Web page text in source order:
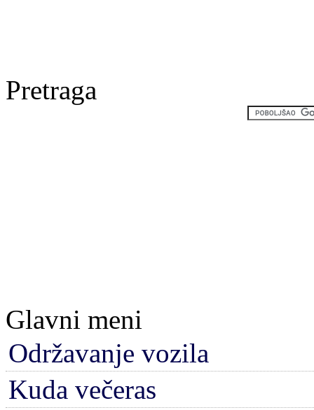
Pretraga
Glavni meni
Održavanje vozila
Kuda večeras